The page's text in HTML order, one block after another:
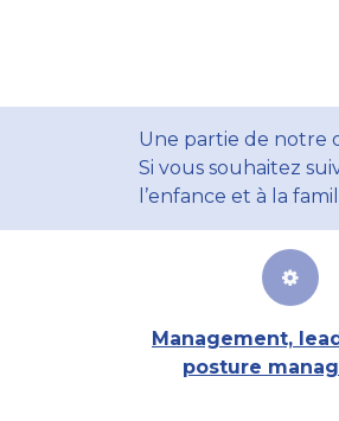
Une partie de notre
Si vous souhaitez
l’enfance et à la
Management,
posture